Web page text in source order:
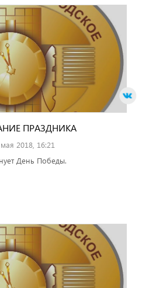
ПРАЗДНИКА
2018, 16:21
День Победы.